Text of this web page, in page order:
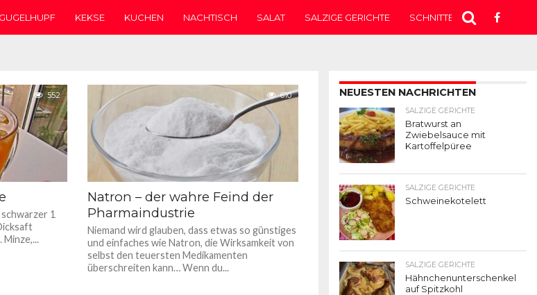
GUGELHUPF KEKSE KUCHEN NACHTISCH SALAT SALZIGE GERICHTE SCHNITTEN SUPPE
ohne Kochen
647
552
1
610
Natron – der wahre Feind der
Pharmaindustrie
Niemand wird glauben, dass etwas so günstiges
und einfaches wie Natron, die Wirksamkeit von
selbst den teuersten Medikamenten
überschreiten kann… Wenn du...
NEUESTEN NACHRICHTEN
SALZIGE GERICHTE
Bratwurst an
Zwiebelsauce mit
Kartoffelpüree
SALZIGE GERICHTE
Schweinekotelett
SALZIGE GERICHTE
Hähnchenunterschenkel
auf Spitzkohl